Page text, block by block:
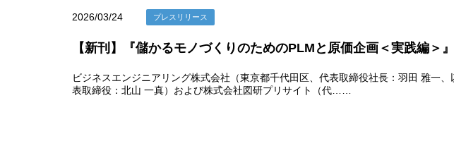
2026/03/24 プレスリリース
【新刊】『儲かるモノづくりのためのPLMと原価企画＜実践編＞
ビジネスエンジニアリング株式会社（東京都千代田区、代表取締役社長：羽田 雅一
表取締役：北山 一真）および株式会社図研プリサイト（代……